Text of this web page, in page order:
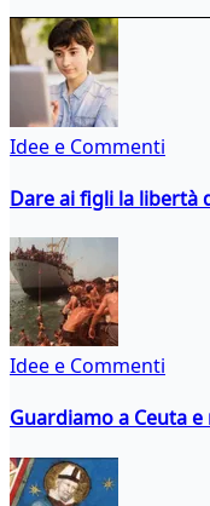
Idee e Commenti
Dare ai figli la libertà
Idee e Commenti
Guardiamo a Ceuta